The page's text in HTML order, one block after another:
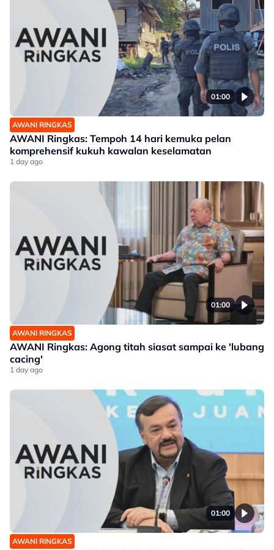
01:00
AWANI RINGKAS
AWANI Ringkas: Tempoh 14 hari kemuka pelan
komprehensif kukuh kawalan keselamatan
1 day ago
01:00
AWANI RINGKAS
AWANI Ringkas: Agong titah siasat sampai ke 'lubang
cacing'
1 day ago
01:00
AWANI RINGKAS